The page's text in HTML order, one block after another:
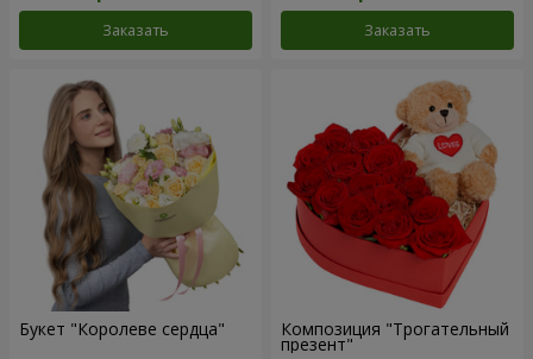
Заказать Заказать
Букет "Королеве сердца" Композиция "Трогательный
презент"